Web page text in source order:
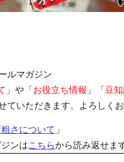
ルマガジン
」や「 お役立ち情報 」「 豆
ていただきます。 よろしく
さについて 」
ンはこちらから読み返せま